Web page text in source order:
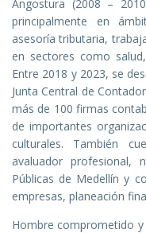
Angostura (2008 –
principalmente en
asesoría tributaria,
en sectores como
Entre 2018 y 2023, se
Junta Central de
más de 100 firmas
de importantes
culturales. También
avaluador profesional,
Públicas de Medellín y
empresas, planeación
Hombre comprometido